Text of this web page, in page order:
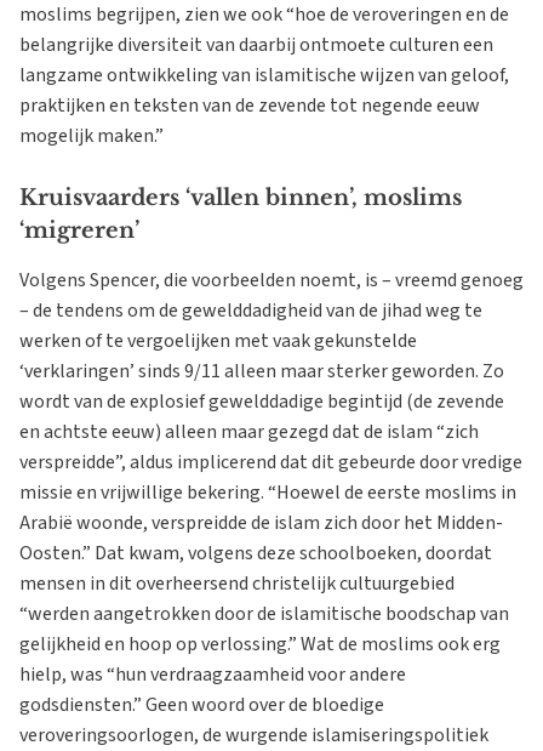
moslims begrijpen, zien we ook “hoe de veroveringen en de
belangrijke diversiteit van daarbij ontmoete culturen een
langzame ontwikkeling van islamitische wijzen van geloof,
praktijken en teksten van de zevende tot negende eeuw
mogelijk maken.”
Kruisvaarders ‘vallen binnen’, moslims
‘migreren’
Volgens Spencer, die voorbeelden noemt, is – vreemd genoeg
– de tendens om de gewelddadigheid van de jihad weg te
werken of te vergoelijken met vaak gekunstelde
‘verklaringen’ sinds 9/11 alleen maar sterker geworden. Zo
wordt van de explosief gewelddadige begintijd (de zevende
en achtste eeuw) alleen maar gezegd dat de islam “zich
verspreidde”, aldus implicerend dat dit gebeurde door vredige
missie en vrijwillige bekering. “Hoewel de eerste moslims in
Arabië woonde, verspreidde de islam zich door het Midden-
Oosten.” Dat kwam, volgens deze schoolboeken, doordat
mensen in dit overheersend christelijk cultuurgebied
“werden aangetrokken door de islamitische boodschap van
gelijkheid en hoop op verlossing.” Wat de moslims ook erg
hielp, was “hun verdraagzaamheid voor andere
godsdiensten.” Geen woord over de bloedige
veroveringsoorlogen, de wurgende islamiseringspolitiek